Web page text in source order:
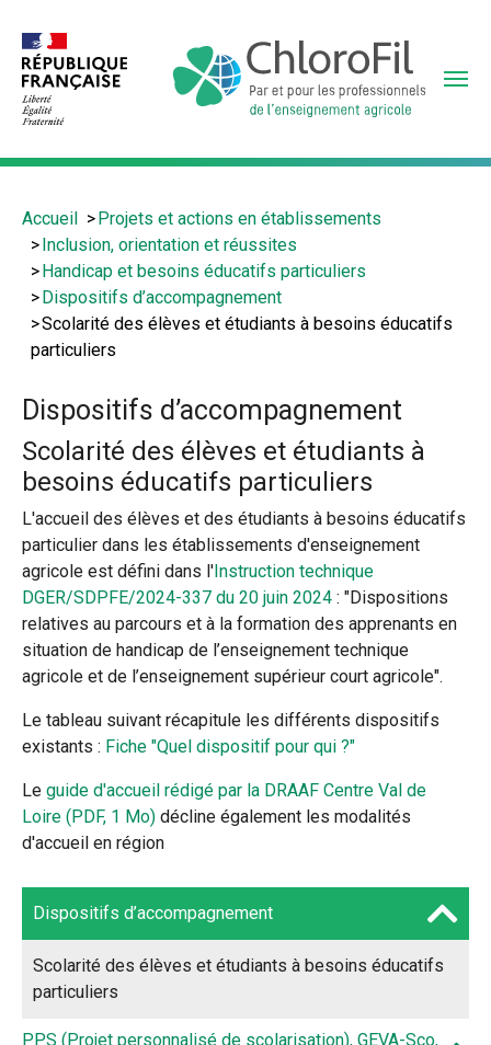
contenu
principal
Vous
êtes
Accueil
Projets et actions en établissements
Inclusion, orientation et réussites
Handicap et besoins éducatifs particuliers
Dispositifs d’accompagnement
Scolarité des élèves et étudiants à besoins éducatifs
particuliers
Dispositifs d’accompagnement
Scolarité des élèves et étudiants à
besoins éducatifs particuliers
L'accueil des élèves et des étudiants à besoins éducatifs
particulier dans les établissements d'enseignement
agricole est défini dans l'Instruction technique
DGER/SDPFE/2024-337 du 20 juin 2024 : "Dispositions
relatives au parcours et à la formation des apprenants en
situation de handicap de l’enseignement technique
agricole et de l’enseignement supérieur court agricole".
Le tableau suivant récapitule les différents dispositifs
existants : Fiche "Quel dispositif pour qui ?"
Le guide d'accueil rédigé par la DRAAF Centre Val de
Loire (PDF, 1 Mo) décline également les modalités
d'accueil en région
Dispositifs d’accompagnement
Scolarité des élèves et étudiants à besoins éducatifs
particuliers
PPS (Projet personnalisé de scolarisation), GEVA-Sco,